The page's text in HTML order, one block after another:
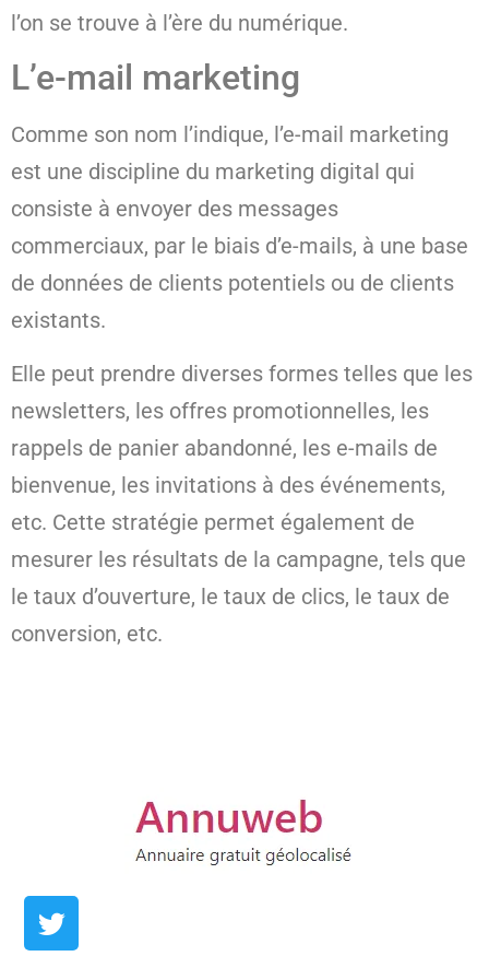
l’on se trouve à l’ère du numérique.
L’e-mail marketing
Comme son nom l’indique, l’e-mail marketing
est une discipline du marketing digital qui
consiste à envoyer des messages
commerciaux, par le biais d’e-mails, à une base
de données de clients potentiels ou de clients
existants.
Elle peut prendre diverses formes telles que les
newsletters, les offres promotionnelles, les
rappels de panier abandonné, les e-mails de
bienvenue, les invitations à des événements,
etc. Cette stratégie permet également de
mesurer les résultats de la campagne, tels que
le taux d’ouverture, le taux de clics, le taux de
conversion, etc.